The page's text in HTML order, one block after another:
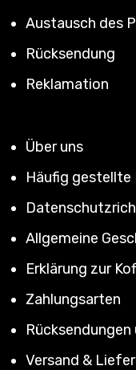
Austausch des
Rücksendung
Reklamation
Über uns
Häufig gestellte
Allgemeine
Erklärung zur
Zahlungsarten
Versand &